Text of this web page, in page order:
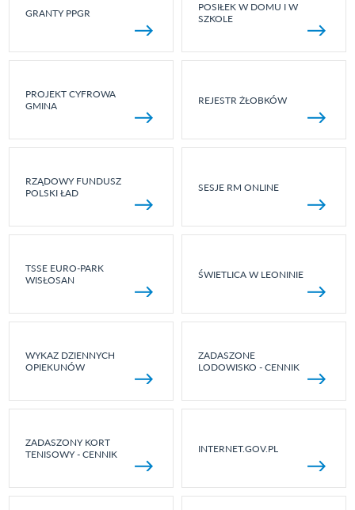
GRANTY PPGR
POSIŁEK W DOMU I W
SZKOLE
PROJEKT CYFROWA
GMINA
REJESTR ŻŁOBKÓW
RZĄDOWY FUNDUSZ
POLSKI ŁAD
SESJE RM ONLINE
TSSE EURO-PARK
WISŁOSAN
ŚWIETLICA W LEONINIE
WYKAZ DZIENNYCH
OPIEKUNÓW
ZADASZONE
LODOWISKO - CENNIK
ZADASZONY KORT
TENISOWY - CENNIK
INTERNET.GOV.PL